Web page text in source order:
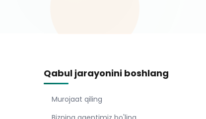
Qabul jarayonini boshlang
Murojaat qiling